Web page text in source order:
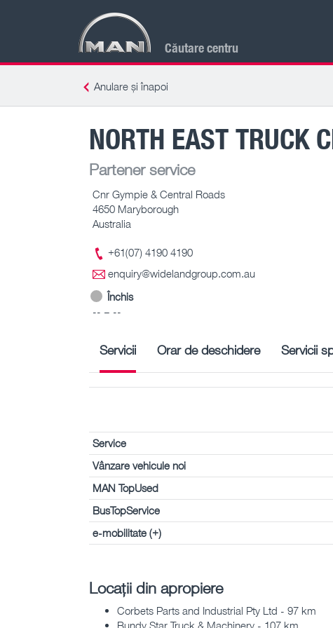
Căutare centru
Anulare și înapoi
NORTH EAST TRUCK
Partener service
Cnr Gympie & Central Roads
4650 Maryborough
Australia
+61(07) 4190 4190
enquiry@widelandgroup.com.au
Închis
-- – --
Servicii Orar de deschidere Servicii
Service
Vânzare vehicule noi
MAN TopUsed
BusTopService
e-mobilitate (+)
Locații din apropiere
Corbets Parts and Industrial Pty Ltd - 97 km
Bundy Star Truck & Machinery - 107 km